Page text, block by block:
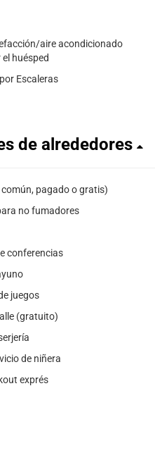
aire acondicionado
huésped
Escaleras
de alrededores
pagado o gratis)
no fumadores
conferencias
juegos
(gratuito)
de niñera
exprés